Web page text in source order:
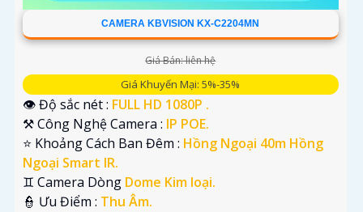
CAMERA KBVISION KX-C2204MN
Giá Bán: liên hệ
Giá Khuyến Mại: 5%-35%
👁 Độ sắc nét : FULL HD 1080P .
⚒ Công Nghệ Camera : IP POE.
⭐ Khoảng Cách Ban Đêm : Hồng Ngoại 40m Hồng
Ngoại Smart IR.
♊ Camera Dòng Dome Kim loại.
️👮 Ưu Điểm : Thu Âm.